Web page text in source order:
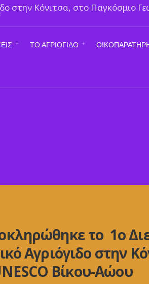
ΤΟ ΑΓΡΙΟΓΙΔΟ
το 1ο
Αγριόγιδο στην
Βίκου-Αώου